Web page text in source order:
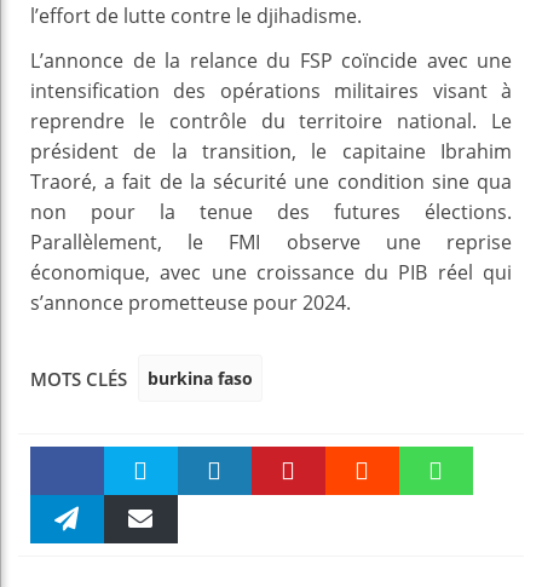
l’effort de lutte contre le djihadisme.
L’annonce de la relance du FSP coïncide avec une
intensification des opérations militaires visant à
reprendre le contrôle du territoire national. Le
président de la transition, le capitaine Ibrahim
Traoré, a fait de la sécurité une condition sine qua
non pour la tenue des futures élections.
Parallèlement, le FMI observe une reprise
économique, avec une croissance du PIB réel qui
s’annonce prometteuse pour 2024.
MOTS CLÉS burkina faso
Faceboo Twitter